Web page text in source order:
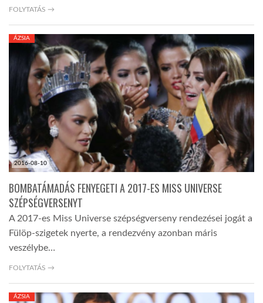
FOLYTATÁS →
2016-08-10
ÁZSIA
BOMBATÁMADÁS FENYEGETI A 2017-ES MISS UNIVERSE
SZÉPSÉGVERSENYT
A 2017-es Miss Universe szépségverseny rendezései jogát a
Fülöp-szigetek nyerte, a rendezvény azonban máris
veszélybe…
FOLYTATÁS →
ÁZSIA